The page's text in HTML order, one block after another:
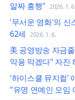
알짜 흥행" 2026. 1. 6.
'무서운 영화'의 신
62세 2026. 1. 6.
美 공영방송 자금
악용 막겠다" 자진
'하이스쿨 뮤지컬'
"유명 연예인 모임